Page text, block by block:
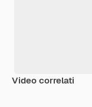
Video correlati